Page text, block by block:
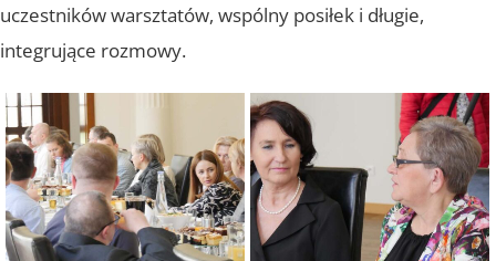
uczestników warsztatów, wspólny posiłek i długie,
integrujące rozmowy.